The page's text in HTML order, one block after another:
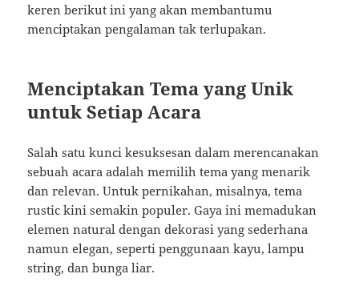
keren berikut ini yang akan membantumu
menciptakan pengalaman tak terlupakan.
Menciptakan Tema yang Unik
untuk Setiap Acara
Salah satu kunci kesuksesan dalam merencanakan
sebuah acara adalah memilih tema yang menarik
dan relevan. Untuk pernikahan, misalnya, tema
rustic kini semakin populer. Gaya ini memadukan
elemen natural dengan dekorasi yang sederhana
namun elegan, seperti penggunaan kayu, lampu
string, dan bunga liar.